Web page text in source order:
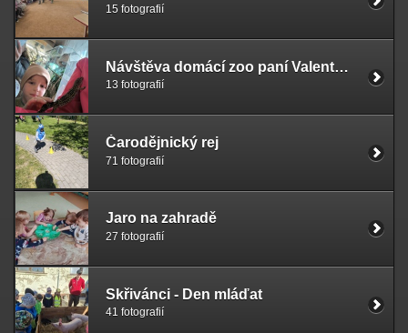
15 fotografií
Návštěva domácí zoo paní Valentové
13 fotografií
Čarodějnický rej
71 fotografií
Jaro na zahradě
27 fotografií
Skřivánci - Den mláďat
41 fotografií